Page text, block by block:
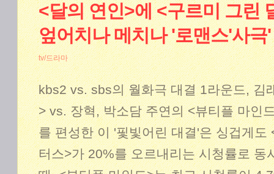
<달의 연인>에 <구르미 그린
엎어치나 메치나 '로맨스'사극'
tv/드라마
kbs2 vs. sbs의 월화극 대결 1라운드, 김
> vs. 장혁, 박소담 주연의 <뷰티플 마인
를 편성한 이 '핓빛어린 대결'은 싱겁게도
터스>가 20%를 오르내리는 시청률로 동